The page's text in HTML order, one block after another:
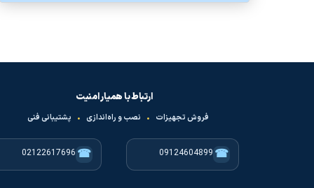
ارتباط با همیار امنیت
فروش تجهیزات • نصب و راه‌اندازی • پشتیبانی فنی
☎
09124604899
☎
02122617696